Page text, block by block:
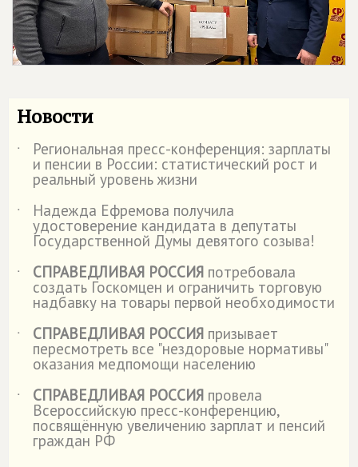
Новости
˙ Региональная пресс-конференция: зарплаты
и пенсии в России: статистический рост и
реальный уровень жизни
˙
Надежда Ефремова получила
удостоверение кандидата в депутаты
Государственной Думы девятого созыва!
˙
СПРАВЕДЛИВАЯ РОССИЯ потребовала
создать Госкомцен и ограничить торговую
надбавку на товары первой необходимости
˙
СПРАВЕДЛИВАЯ РОССИЯ призывает
пересмотреть все "нездоровые нормативы"
оказания медпомощи населению
˙
СПРАВЕДЛИВАЯ РОССИЯ провела
Всероссийскую пресс-конференцию,
посвящённую увеличению зарплат и пенсий
граждан РФ